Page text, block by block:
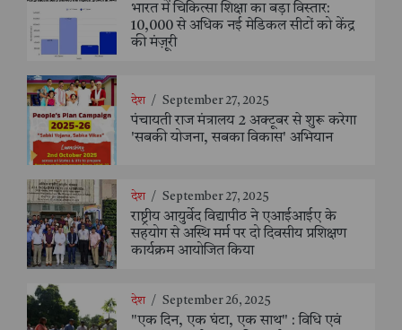
भारत में चिकित्सा शिक्षा का बड़ा विस्तार:
10,000 से अधिक नई मेडिकल सीटों को केंद्र
की मंज़ूरी
देश / September 27, 2025
पंचायती राज मंत्रालय 2 अक्टूबर से शुरू करेगा
'सबकी योजना, सबका विकास' अभियान
देश / September 27, 2025
राष्ट्रीय आयुर्वेद विद्यापीठ ने एआईआईए के
सहयोग से अस्थि मर्म पर दो दिवसीय प्रशिक्षण
कार्यक्रम आयोजित किया
देश / September 26, 2025
"एक दिन, एक घंटा, एक साथ" : विधि एवं